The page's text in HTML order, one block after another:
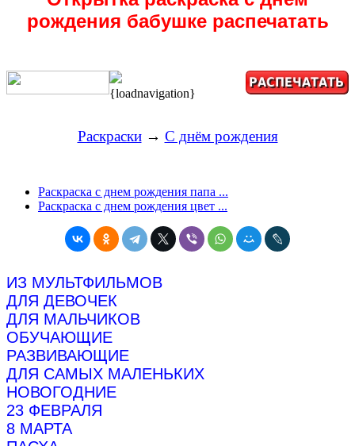
рождения бабушке распечатать
{loadnavigation}
Раскраски→ С днём рождения
Раскраска с днем рождения папа ...
Раскраска с днем рождения цвет ...
ИЗ МУЛЬТФИЛЬМОВ
ДЛЯ ДЕВОЧЕК
ДЛЯ МАЛЬЧИКОВ
ОБУЧАЮЩИЕ
РАЗВИВАЮЩИЕ
ДЛЯ САМЫХ МАЛЕНЬКИХ
НОВОГОДНИЕ
23 ФЕВРАЛЯ
8 МАРТА